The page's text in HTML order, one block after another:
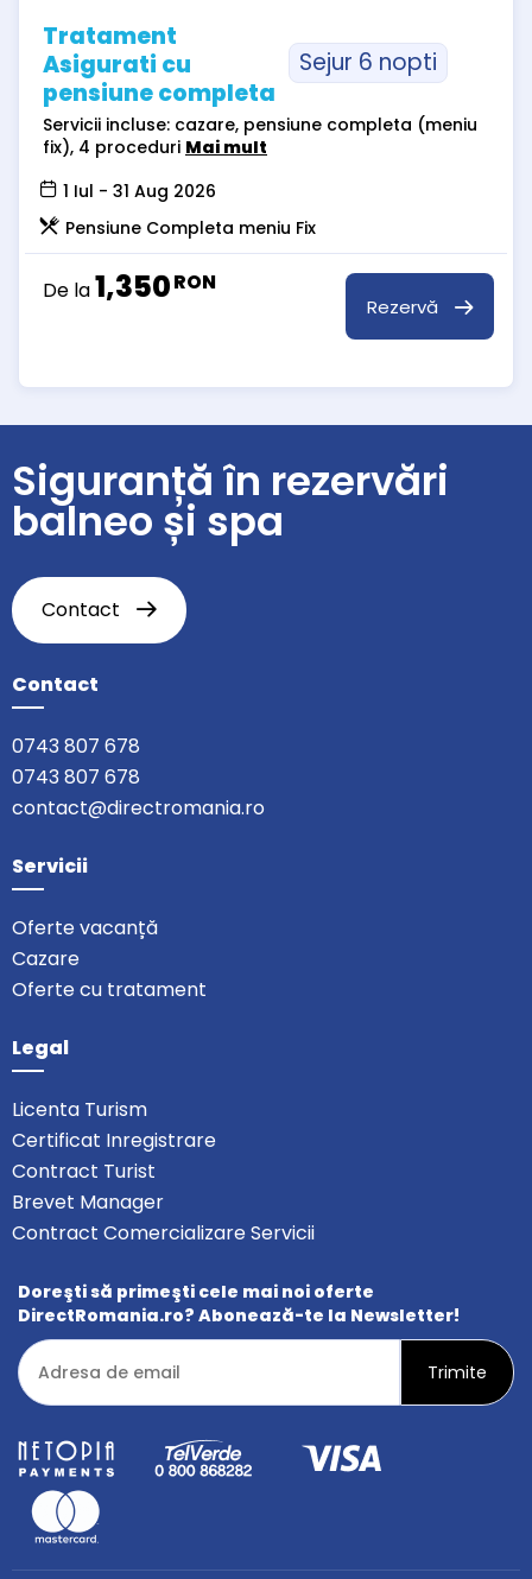
Tratament
Asigurati cu
pensiune completa
Sejur 6 nopti
Servicii incluse: cazare, pensiune completa (meniu
fix), 4 proceduri Mai mult
1 Iul - 31 Aug 2026
Pensiune Completa meniu Fix
De la1,350RON
Rezervă
Siguranță în rezervări
balneo și spa
Contact
Contact
0743 807 678
0743 807 678
contact@directromania.ro
Servicii
Oferte vacanță
Cazare
Oferte cu tratament
Legal
Licenta Turism
Certificat Inregistrare
Contract Turist
Brevet Manager
Contract Comercializare Servicii
Doreşti să primeşti cele mai noi oferte
DirectRomania.ro? Abonează-te la Newsletter!